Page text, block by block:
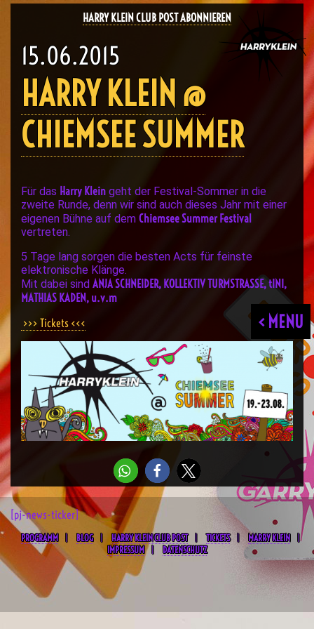
HARRY KLEIN CLUB POST ABONNIEREN
< MENU
15.06.2015
HARRY KLEIN @
CHIEMSEE SUMMER
Für das Harry Klein geht der Festival-Sommer in die
zweite Runde, denn wir sind auch dieses Jahr mit einer
eigenen Bühne auf dem Chiemsee Summer Festival
vertreten.
5 Tage lang sorgen die besten Acts für feinste
elektronische Klänge.
Mit dabei sind ANJA SCHNEIDER, KOLLEKTIV TURMSTRASSE, tINI,
MATHIAS KADEN, u.v.m
>>> Tickets <<<
[pj-news-ticker]
PROGRAMM BLOG HARRY KLEIN CLUB POST TICKETS
MARRY KLEIN
IMPRESSUM
DATENSCHUTZ